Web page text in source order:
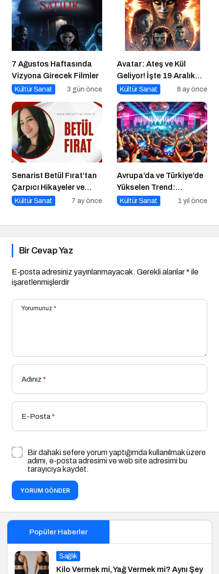
7 Ağustos Haftasında
Vizyona Girecek Filmler
Kültür Sanat 3 gün önce
Avatar: Ateş ve Kül
Geliyor! İşte 19 Aralık
Vizyon Filmleri
Kültür Sanat 8 ay önce
Senarist Betül Fırat’tan
Çarpıcı Hikayeler ve
Şarkılar
Kültür Sanat 7 ay önce
Avrupa’da ve Türkiye’de
Yükselen Trend:
Telefonsuz Gece
Kültür Sanat 1 yıl önce
Bir Cevap Yaz
E-posta adresiniz yayınlanmayacak. Gerekli alanlar* ile
işaretlenmişlerdir
Yorumunuz *
Adınız *
E-Posta*
Bir dahaki sefere yorum yaptığımda kullanılmak üzere
adımı, e-posta adresimi ve web site adresimi bu
tarayıcıya kaydet.
YORUM GÖNDER
Popüler Haberler
Sağlık
Kilo Vermek mi, Yağ Vermek mi? Aynı Şey